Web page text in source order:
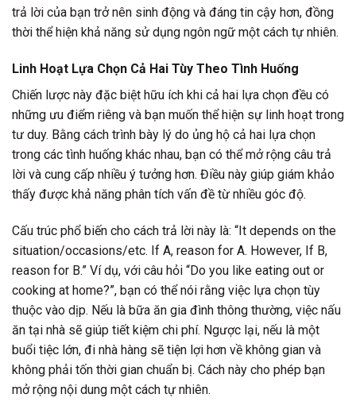
trả lời của bạn trở nên sinh động và đáng tin cậy hơn, đồng
thời thể hiện khả năng sử dụng ngôn ngữ một cách tự nhiên.
Linh Hoạt Lựa Chọn Cả Hai Tùy Theo Tình Huống
Chiến lược này đặc biệt hữu ích khi cả hai lựa chọn đều có
những ưu điểm riêng và bạn muốn thể hiện sự linh hoạt trong
tư duy. Bằng cách trình bày lý do ủng hộ cả hai lựa chọn
trong các tình huống khác nhau, bạn có thể mở rộng câu trả
lời và cung cấp nhiều ý tưởng hơn. Điều này giúp giám khảo
thấy được khả năng phân tích vấn đề từ nhiều góc độ.
Cấu trúc phổ biến cho cách trả lời này là: “It depends on the
situation/occasions/etc. If A, reason for A. However, If B,
reason for B.” Ví dụ, với câu hỏi “Do you like eating out or
cooking at home?”, bạn có thể nói rằng việc lựa chọn tùy
thuộc vào dịp. Nếu là bữa ăn gia đình thông thường, việc nấu
ăn tại nhà sẽ giúp tiết kiệm chi phí. Ngược lại, nếu là một
buổi tiệc lớn, đi nhà hàng sẽ tiện lợi hơn về không gian và
không phải tốn thời gian chuẩn bị. Cách này cho phép bạn
mở rộng nội dung một cách tự nhiên.